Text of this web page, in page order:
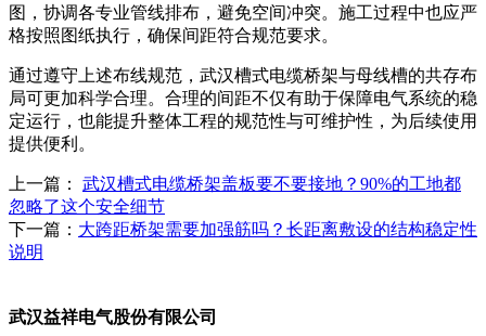
图，协调各专业管线排布，避免空间冲突。施工过程中也应严
格按照图纸执行，确保间距符合规范要求。
通过遵守上述布线规范，武汉槽式电缆桥架与母线槽的共存布
局可更加科学合理。合理的间距不仅有助于保障电气系统的稳
定运行，也能提升整体工程的规范性与可维护性，为后续使用
提供便利。
上一篇： 武汉槽式电缆桥架盖板要不要接地？90%的工地都
忽略了这个安全细节
下一篇： 大跨距桥架需要加强筋吗？长距离敷设的结构稳定性
说明
武汉益祥电气股份有限公司